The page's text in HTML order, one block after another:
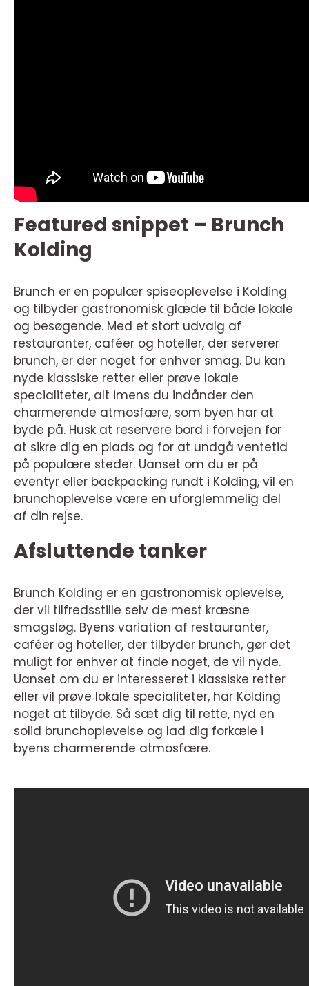
Featured snippet – Brunch
Kolding
Brunch er en populær spiseoplevelse i Kolding
og tilbyder gastronomisk glæde til både lokale
og besøgende. Med et stort udvalg af
restauranter, caféer og hoteller, der serverer
brunch, er der noget for enhver smag. Du kan
nyde klassiske retter eller prøve lokale
specialiteter, alt imens du indånder den
charmerende atmosfære, som byen har at
byde på. Husk at reservere bord i forvejen for
at sikre dig en plads og for at undgå ventetid
på populære steder. Uanset om du er på
eventyr eller backpacking rundt i Kolding, vil en
brunchoplevelse være en uforglemmelig del
af din rejse.
Afsluttende tanker
Brunch Kolding er en gastronomisk oplevelse,
der vil tilfredsstille selv de mest kræsne
smagsløg. Byens variation af restauranter,
caféer og hoteller, der tilbyder brunch, gør det
muligt for enhver at finde noget, de vil nyde.
Uanset om du er interesseret i klassiske retter
eller vil prøve lokale specialiteter, har Kolding
noget at tilbyde. Så sæt dig til rette, nyd en
solid brunchoplevelse og lad dig forkæle i
byens charmerende atmosfære.